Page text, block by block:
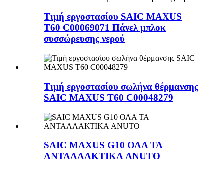
Τιμή εργοστασίου SAIC MAXUS
T60 C00069071 Πάνελ μπλοκ
συσσώρευσης νερού
Τιμή εργοστασίου σωλήνα θέρμανσης
SAIC MAXUS T60 C00048279
SAIC MAXUS G10 ΟΛΑ ΤΑ
ΑΝΤΑΛΛΑΚΤΙΚΑ ANUTO